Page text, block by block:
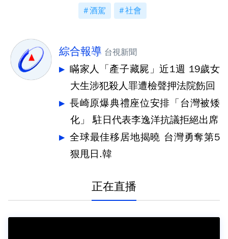
酒駕 社會
綜合報導 台視新聞
瞞家人「產子藏屍」近1週 19歲女
大生涉犯殺人罪遭檢聲押法院飭回
長崎原爆典禮座位安排「台灣被矮
化」 駐日代表李逸洋抗議拒絕出席
全球最佳移居地揭曉 台灣勇奪第5
狠甩日.韓
正在直播